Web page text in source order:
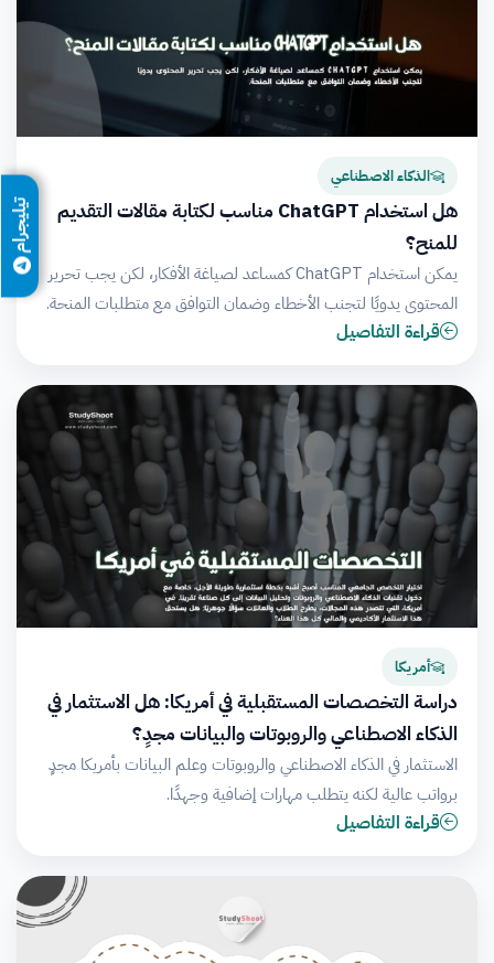
الذكاء الاصطناعي
هل استخدام ChatGPT مناسب لكتابة مقالات التقديم
للمنح؟
يمكن استخدام ChatGPT كمساعد لصياغة الأفكار، لكن يجب تحرير
المحتوى يدويًا لتجنب الأخطاء وضمان التوافق مع متطلبات المنحة.
قراءة التفاصيل
أمريكا
دراسة التخصصات المستقبلية في أمريكا: هل الاستثمار في
الذكاء الاصطناعي والروبوتات والبيانات مجدٍ؟
الاستثمار في الذكاء الاصطناعي والروبوتات وعلم البيانات بأمريكا مجدٍ
برواتب عالية لكنه يتطلب مهارات إضافية وجهدًا.
قراءة التفاصيل
تيليجرام